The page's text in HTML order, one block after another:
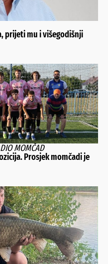
prijeti mu i višegodišnji
MOMČAD
Prosjek momčadi je